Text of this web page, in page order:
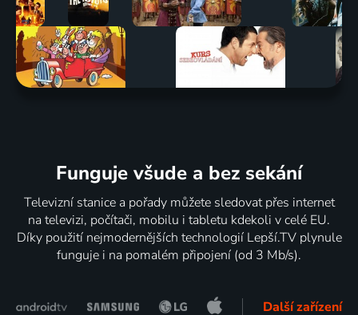
Funguje všude a bez sekání
Televizní stanice a pořady můžete sledovat přes internet
na televizi, počítači, mobilu i tabletu kdekoli v celé EU.
Díky použití nejmodernějších technologií Lepší.TV plynule
funguje i na pomalém připojení (od 3 Mb/s).
Další zařízení